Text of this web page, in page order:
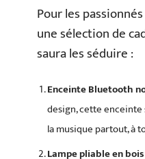
Pour les
une sélection de
saura les séduire :
Enceinte Bluetooth
design, cette enceinte
la musique partout, à
Lampe pliable en